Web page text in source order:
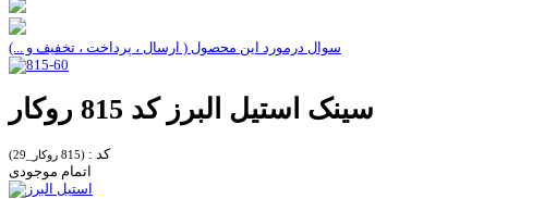
سوال درمورد این محصول ( ارسال ، پرداخت ، تخفیف و ...)
سینک استیل البرز کد 815 روکار
کد : (815 روکار_29)
اتمام موجودی